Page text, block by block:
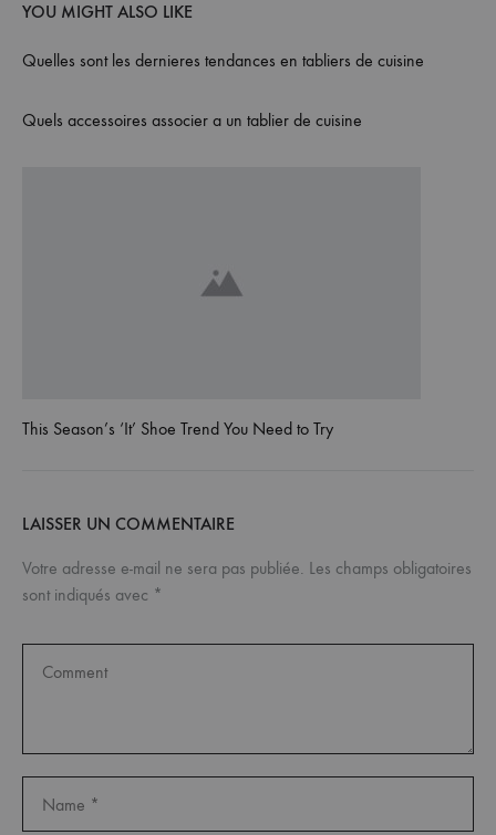
YOU MIGHT ALSO LIKE
Quelles sont les dernieres tendances en tabliers de cuisine
Quels accessoires associer a un tablier de cuisine
This Season’s ‘It’ Shoe Trend You Need to Try
LAISSER UN COMMENTAIRE
Votre adresse e-mail ne sera pas publiée. Les champs obligatoires
sont indiqués avec *